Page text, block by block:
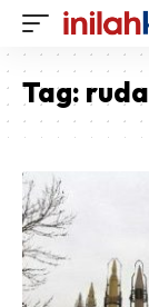
Tag: